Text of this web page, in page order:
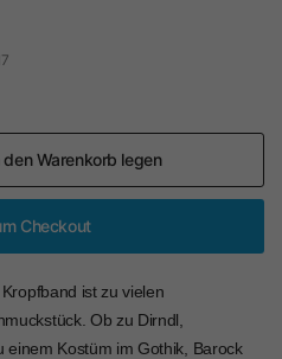
den Warenkorb legen
Checkout
ist zu vielen
Ob zu Dirndl,
Kostüm im Gothik, Barock